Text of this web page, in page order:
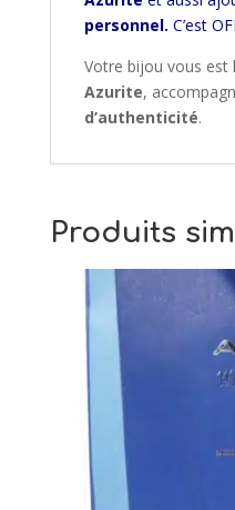
personnel. C’est
Votre bijou vous est
Azurite,
d’authenticité.
Produits